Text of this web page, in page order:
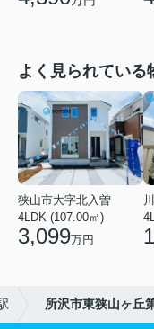
よく見られている
狭山市大字北入曽
4LDK (107.00㎡)
3,099万円
所沢市東狭山ヶ